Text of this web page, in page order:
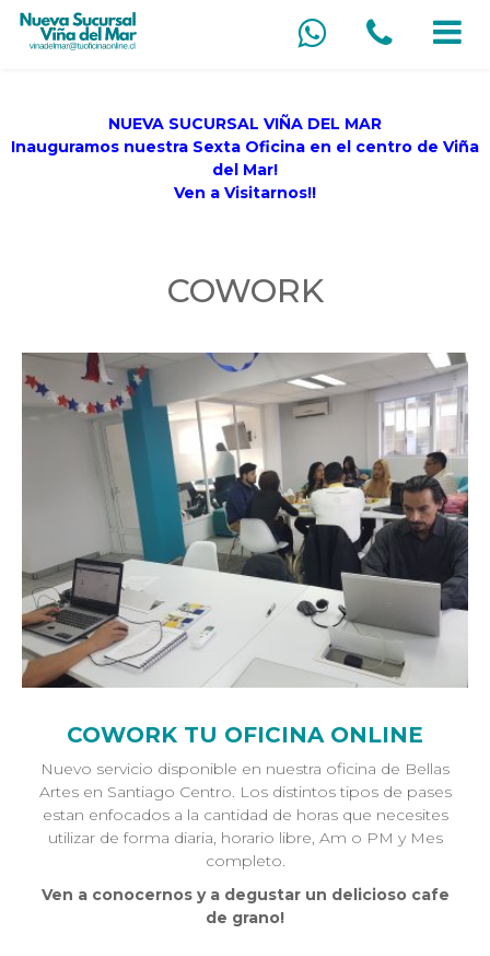
NUEVA SUCURSAL VIÑA DEL MAR
Inauguramos nuestra Sexta Oficina en el centro de Viña
del Mar!
Ven a Visitarnos!!
COWORK
COWORK TU OFICINA ONLINE
Nuevo servicio disponible en nuestra oficina de Bellas
Artes en Santiago Centro. Los distintos tipos de pases
estan enfocados a la cantidad de horas que necesites
utilizar de forma diaria, horario libre, Am o PM y Mes
completo.
Ven a conocernos y a degustar un delicioso cafe
de grano!